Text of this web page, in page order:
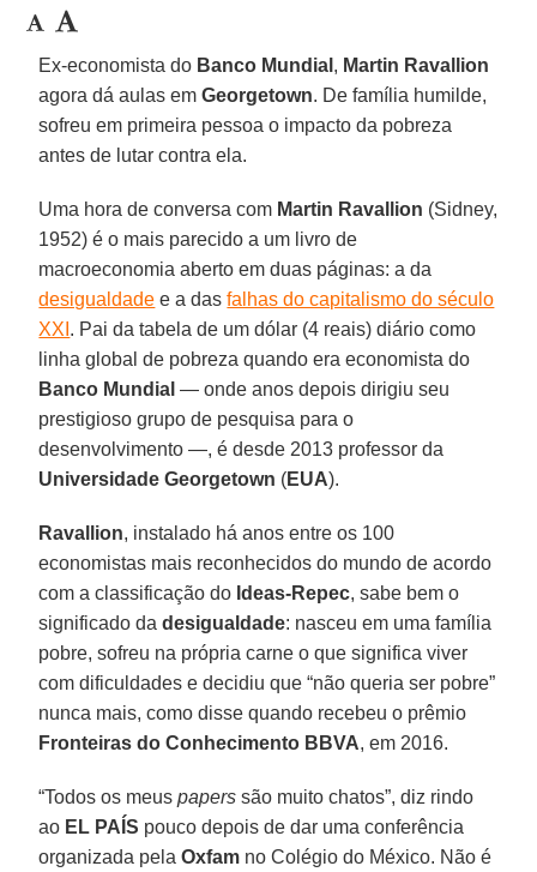
Ex-economista do Banco Mundial , Martin Ravallion
agora dá aulas emGeorgetown. De família humilde,
sofreu em primeira pessoa o impacto da pobreza
antes de lutar contra ela.
Uma hora de conversa com Martin Ravallion (Sidney,
1952) é o mais parecido a um livro de
macroeconomia aberto em duas páginas: a da
desigualdade e a dasfalhas do capitalismo do século
XXI . Pai da tabela de um dólar (4 reais) diário como
linha global de pobreza quando era economista do
Banco Mundial — onde anos depois dirigiu seu
prestigioso grupo de pesquisa para o
desenvolvimento —, é desde 2013 professor da
Universidade Georgetown (EUA).
Ravallion, instalado há anos entre os 100
economistas mais reconhecidos do mundo de acordo
com a classificação do Ideas-Repec, sabe bem o
significado dadesigualdade: nasceu em uma família
pobre, sofreu na própria carne o que significa viver
com dificuldades e decidiu que “não queria ser pobre”
nunca mais, como disse quando recebeu o prêmio
Fronteiras do Conhecimento BBVA, em 2016.
“Todos os meuspapers são muito chatos”, diz rindo
ao EL PAÍS pouco depois de dar uma conferência
organizada pelaOxfam no Colégio do México. Não é